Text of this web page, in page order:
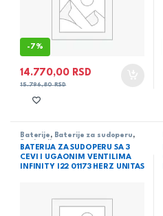
-7%
14.770,00 RSD
15.796,80RSD
Baterije , Baterije za sudoperu ,
Sanitarija
BATERIJA ZA SUDOPERU SA 3
CEVI I UGAONIM VENTILIMA
INFINITY I22 01173 HERZ UNITAS